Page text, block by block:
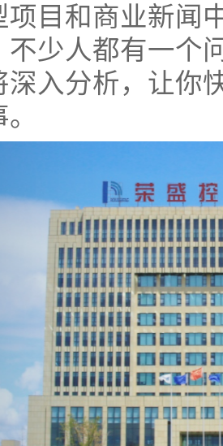
项目和商业新闻
不少人都有一个
深入分析，让你